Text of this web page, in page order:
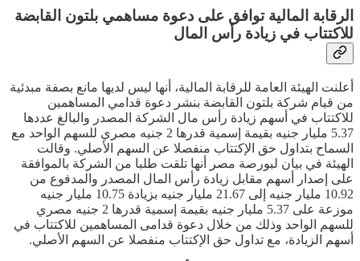
الرقابة المالية توافق على دعوة مساهمي بلتون القابضة
للاكتتاب في زيادة رأس المال
أعلنت الهيئة العامة للرقابة المالية، أنها ليس لديها مانع بصفة مبدئية
من قيام شركة بلتون القابضة بنشر دعوة قدامي المساهمين
للاكتتاب في أسهم زيادة رأس مال الشركة المصدر والبالغ عددها
5.37 مليار جنيه بقيمة إسمية قدرها 2 جنيه مصري للسهم الواحد مع
السماح بتداول حق الإكتتاب منفصلا عن السهم الأصلي. وقالت
الهيئة في بيان لبورصة مصر أنها تلقت طلبا من الشركة بالموافقة
على إصدار أسهم مقابل زيادة رأس المال المصدر والمدفوع من
10.92 مليار جنيه إلى 21.67 مليار جنيه بزيادة 10.75 مليار جنيه
موزعة على 5.37 مليار جنيه بقيمة إسمية قدرها 2 جنيه مصري
للسهم الواحد وذلك من خلال دعوة قدامى المساهمين للاكتتاب في
أسهم الزيادة، مع تداول حق الإكتتاب منفصلا عن السهم الأصلي.